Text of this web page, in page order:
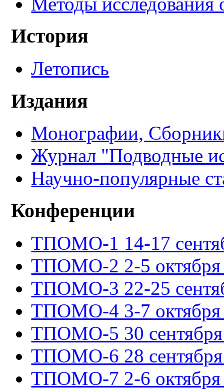
История
Летопись
Издания
Монографии,
Журнал "Подводные
Научно-популярные
Конференции
ТПОМО-1 14-17
ТПОМО-2 2-5 октября
ТПОМО-3 22-25
ТПОМО-4 3-7 октября
ТПОМО-5 30 сентября
ТПОМО-6 28 сентября
ТПОМО-7 2-6 октября